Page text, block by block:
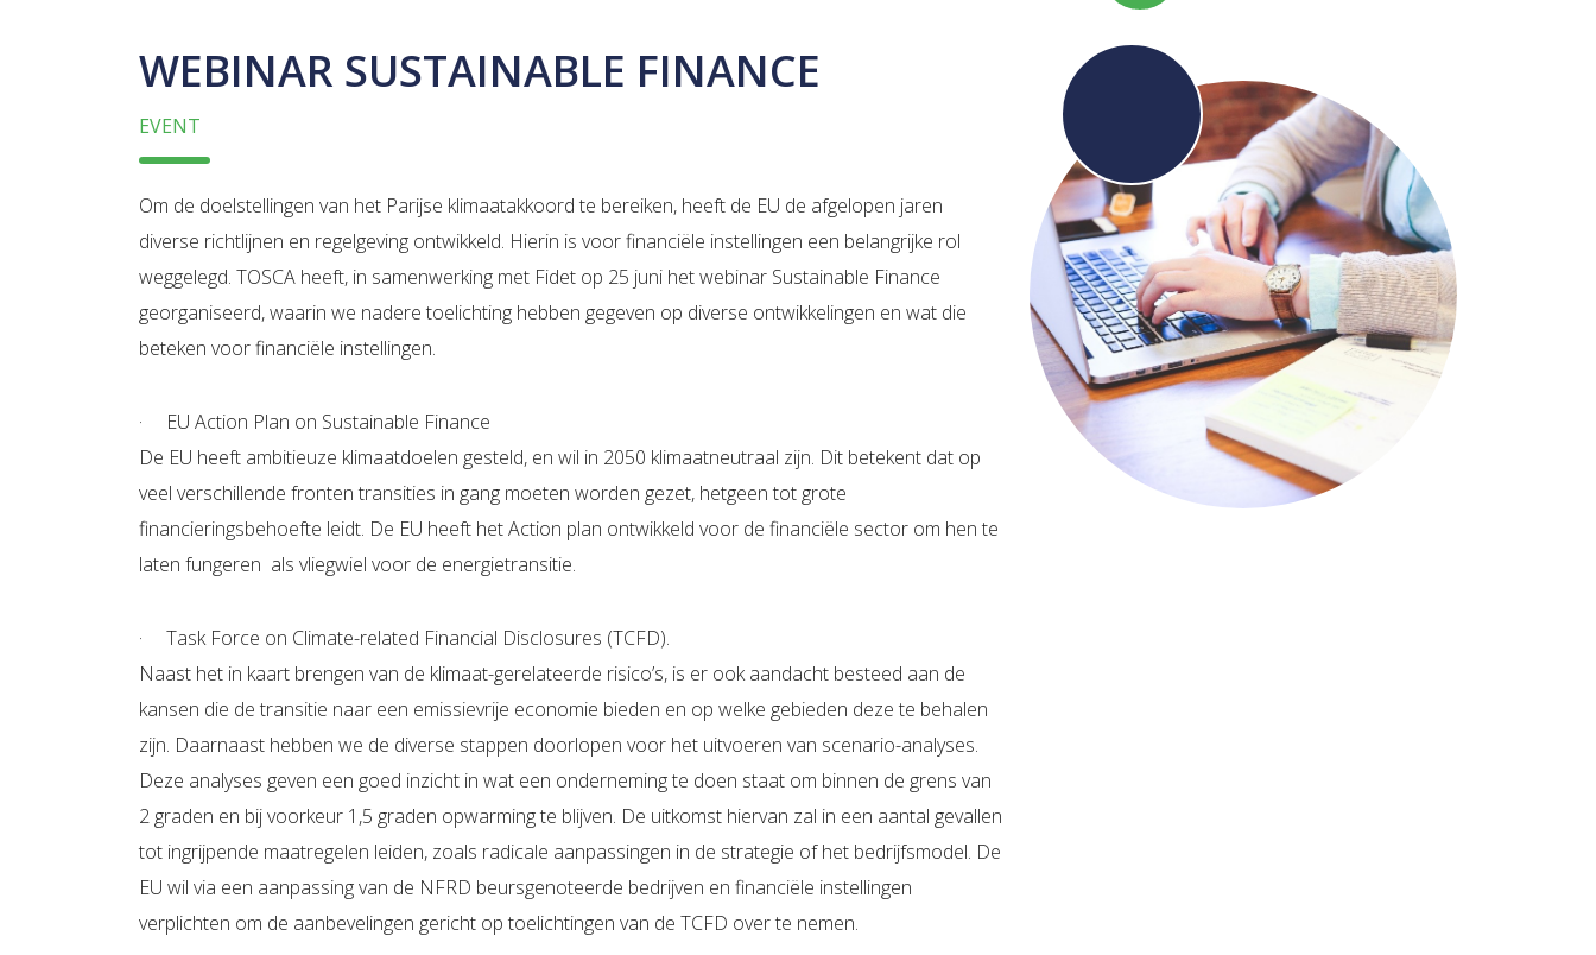
WEBINAR SUSTAINABLE FINANCE
EVENT
Om de doelstellingen van het Parijse klimaatakkoord te bereiken, heeft de EU de afgelopen jaren
diverse richtlijnen en regelgeving ontwikkeld. Hierin is voor financiële instellingen een belangrijke rol
weggelegd. TOSCA heeft, in samenwerking met Fidet op 25 juni het webinar Sustainable Finance
georganiseerd, waarin we nadere toelichting hebben gegeven op diverse ontwikkelingen en wat die
beteken voor financiële instellingen.
· EU Action Plan on Sustainable Finance
De EU heeft ambitieuze klimaatdoelen gesteld, en wil in 2050 klimaatneutraal zijn. Dit betekent dat op
veel verschillende fronten transities in gang moeten worden gezet, hetgeen tot grote
financieringsbehoefte leidt. De EU heeft het Action plan ontwikkeld voor de financiële sector om hen te
laten fungeren als vliegwiel voor de energietransitie.
· Task Force on Climate-related Financial Disclosures (TCFD).
Naast het in kaart brengen van de klimaat-gerelateerde risico’s, is er ook aandacht besteed aan de
kansen die de transitie naar een emissievrije economie bieden en op welke gebieden deze te behalen
zijn. Daarnaast hebben we de diverse stappen doorlopen voor het uitvoeren van scenario-analyses.
Deze analyses geven een goed inzicht in wat een onderneming te doen staat om binnen de grens van
2 graden en bij voorkeur 1,5 graden opwarming te blijven. De uitkomst hiervan zal in een aantal gevallen
tot ingrijpende maatregelen leiden, zoals radicale aanpassingen in de strategie of het bedrijfsmodel. De
EU wil via een aanpassing van de NFRD beursgenoteerde bedrijven en financiële instellingen
verplichten om de aanbevelingen gericht op toelichtingen van de TCFD over te nemen.